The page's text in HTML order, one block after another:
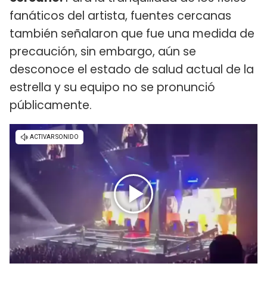
fanáticos del artista, fuentes cercanas
también señalaron que fue una medida de
precaución, sin embargo, aún se
desconoce el estado de salud actual de la
estrella y su equipo no se pronunció
públicamente.